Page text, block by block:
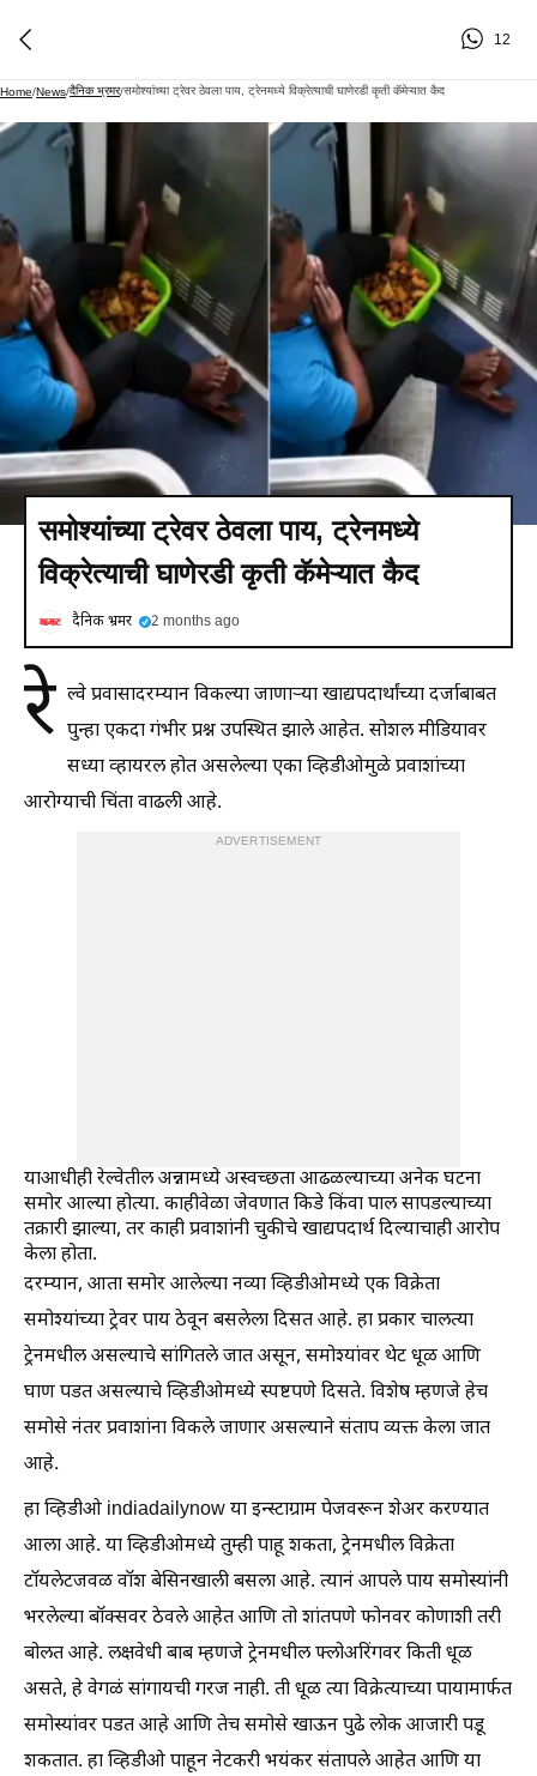
12
Home/News/दैनिक भ्रमर/समोश्यांच्या ट्रेवर ठेवला पाय, ट्रेनमध्ये विक्रेत्याची घाणेरडी कृती कॅमेऱ्यात कैद
समोश्यांच्या ट्रेवर ठेवला पाय, ट्रेनमध्ये
विक्रेत्याची घाणेरडी कृती कॅमेऱ्यात कैद
दैनिक भ्रमर 2 months ago
रे ल्वे प्रवासादरम्यान विकल्या जाणाऱ्या खाद्यपदार्थांच्या दर्जाबाबत
पुन्हा एकदा गंभीर प्रश्न उपस्थित झाले आहेत. सोशल मीडियावर
सध्या व्हायरल होत असलेल्या एका व्हिडीओमुळे प्रवाशांच्या
आरोग्याची चिंता वाढली आहे.
ADVERTISEMENT
याआधीही रेल्वेतील अन्नामध्ये अस्वच्छता आढळल्याच्या अनेक घटना
समोर आल्या होत्या. काहीवेळा जेवणात किडे किंवा पाल सापडल्याच्या
तक्रारी झाल्या, तर काही प्रवाशांनी चुकीचे खाद्यपदार्थ दिल्याचाही आरोप
केला होता.
दरम्यान, आता समोर आलेल्या नव्या व्हिडीओमध्ये एक विक्रेता
समोश्यांच्या ट्रेवर पाय ठेवून बसलेला दिसत आहे. हा प्रकार चालत्या
ट्रेनमधील असल्याचे सांगितले जात असून, समोश्यांवर थेट धूळ आणि
घाण पडत असल्याचे व्हिडीओमध्ये स्पष्टपणे दिसते. विशेष म्हणजे हेच
समोसे नंतर प्रवाशांना विकले जाणार असल्याने संताप व्यक्त केला जात
आहे.
हा व्हिडीओ indiadailynow या इन्स्टाग्राम पेजवरून शेअर करण्यात
आला आहे. या व्हिडीओमध्ये तुम्ही पाहू शकता, ट्रेनमधील विक्रेता
टॉयलेटजवळ वॉश बेसिनखाली बसला आहे. त्यानं आपले पाय समोस्यांनी
भरलेल्या बॉक्सवर ठेवले आहेत आणि तो शांतपणे फोनवर कोणाशी तरी
बोलत आहे. लक्षवेधी बाब म्हणजे ट्रेनमधील फ्लोअरिंगवर किती धूळ
असते, हे वेगळं सांगायची गरज नाही. ती धूळ त्या विक्रेत्याच्या पायामार्फत
समोस्यांवर पडत आहे आणि तेच समोसे खाऊन पुढे लोक आजारी पडू
शकतात. हा व्हिडीओ पाहून नेटकरी भयंकर संतापले आहेत आणि या